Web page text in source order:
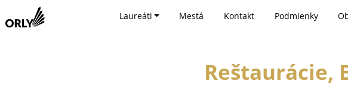
Laureáti Mestá Kontakt Podmienky
Reštaurácie,